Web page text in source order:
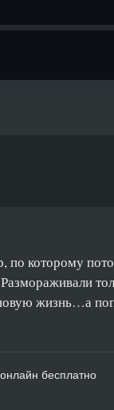
по которому
жизнь…а
бесплатно